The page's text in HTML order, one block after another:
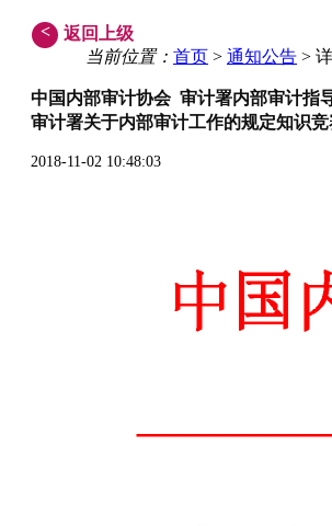
<
返回上级
当前位置： 首页 > 通知公告 >
中国内部审计协会 审计署内部审计指
审计署关于内部审计工作的规定知识
2018-11-02 10:48:03